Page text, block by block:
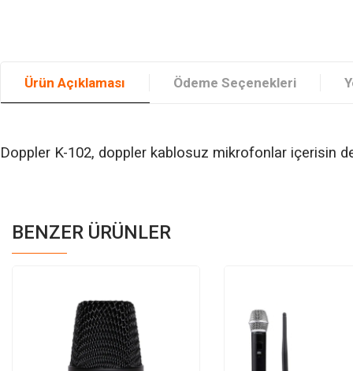
Ürün Açıklaması Ödeme Seçenekleri
Doppler K-102, doppler kablosuz mikrofonlar içerisin
BENZER ÜRÜNLER